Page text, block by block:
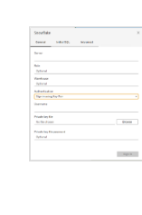
URI와
하여 ITAR 규정
크 아키텍처에
이터를 안전하게
Tableau
Tableau Prep에
온프레미스 데이
이터를 변환하고